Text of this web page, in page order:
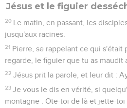
Jésus et le figuier
20 Le matin, en passant, les
jusqu'aux racines.
21 Pierre, se rappelant ce qui s'était
regarde, le figuier que tu as maudit
22 Jésus prit la parole, et leur dit :
23 Je vous le dis en vérité, si
montagne : Ote-toi de là et jette-toi